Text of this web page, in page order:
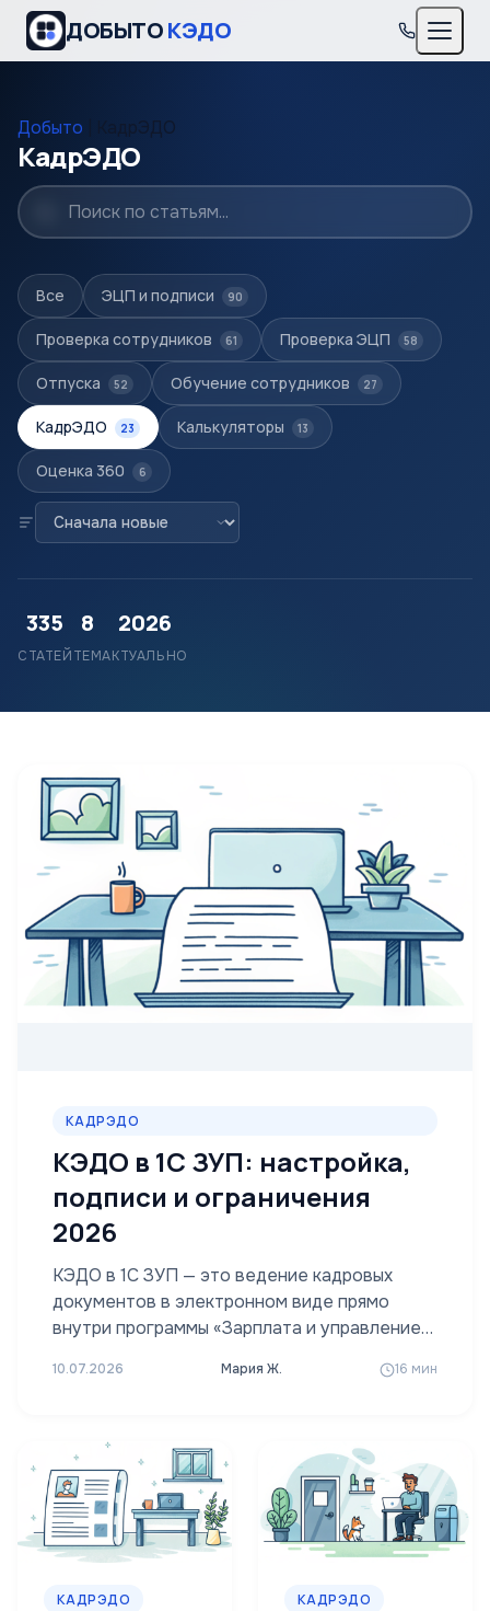
ДОБЫТОКЭДО
Добыто КадрЭДО
КадрЭДО
Все ЭЦП и подписи 90
Проверка сотрудников 61 Проверка ЭЦП 58
Отпуска 52 Обучение сотрудников 27
КадрЭДО 23 Калькуляторы 13
Оценка 360 6
335
СТАТЕЙ
8
ТЕМ
2026
АКТУАЛЬНО
КАДРЭДО
КЭДО в 1С ЗУП: настройка,
подписи и ограничения
2026
КЭДО в 1С ЗУП — это ведение кадровых
документов в электронном виде прямо
внутри программы «Зарплата и управление…
10.07.2026 Мария Ж. 16 мин
КАДРЭДО КАДРЭДО